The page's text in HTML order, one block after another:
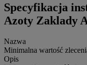
Specyfikacja
Azoty Zaklady
Nazwa
Minimalna wartość
Opis